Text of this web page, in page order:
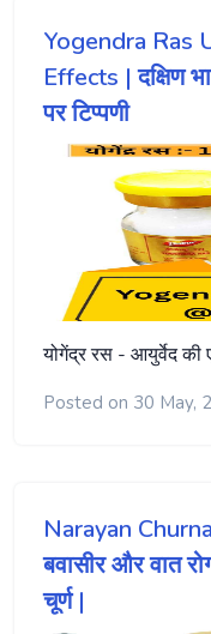
Yogendra Ras
Effects | दक्षिण
पर टिप्पणी
योगेंद्र रस - आयुर्वेद
Posted on 30 May,
Narayan
बवासीर और वात
चूर्ण |